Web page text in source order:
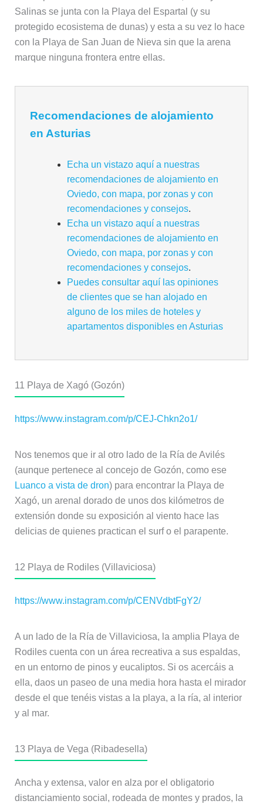
Salinas se junta con la Playa del Espartal (y su
protegido ecosistema de dunas) y esta a su vez lo hace
con la Playa de San Juan de Nieva sin que la arena
marque ninguna frontera entre ellas.
Recomendaciones de alojamiento
en Asturias
Echa un vistazo aquí a nuestras
recomendaciones de alojamiento en
Oviedo, con mapa, por zonas y con
recomendaciones y consejos.
Echa un vistazo aquí a nuestras
recomendaciones de alojamiento en
Oviedo, con mapa, por zonas y con
recomendaciones y consejos.
Puedes consultar aquí las opiniones
de clientes que se han alojado en
alguno de los miles de hoteles y
apartamentos disponibles en Asturias
11 Playa de Xagó (Gozón)
https://www.instagram.com/p/CEJ-Chkn2o1/
Nos tenemos que ir al otro lado de la Ría de Avilés
(aunque pertenece al concejo de Gozón, como ese
Luanco a vista de dron) para encontrar la Playa de
Xagó, un arenal dorado de unos dos kilómetros de
extensión donde su exposición al viento hace las
delicias de quienes practican el surf o el parapente.
12 Playa de Rodiles (Villaviciosa)
https://www.instagram.com/p/CENVdbtFgY2/
A un lado de la Ría de Villaviciosa, la amplia Playa de
Rodiles cuenta con un área recreativa a sus espaldas,
en un entorno de pinos y eucaliptos. Si os acercáis a
ella, daos un paseo de una media hora hasta el mirador
desde el que tenéis vistas a la playa, a la ría, al interior
y al mar.
13 Playa de Vega (Ribadesella)
Ancha y extensa, valor en alza por el obligatorio
distanciamiento social, rodeada de montes y prados, la